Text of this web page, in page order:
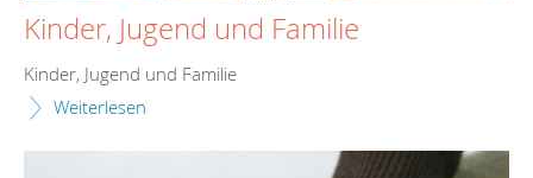
Kinder, Jugend und Familie
Kinder, Jugend und Familie
Weiterlesen